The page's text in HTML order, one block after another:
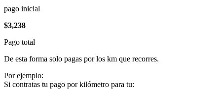
pago inicial
$3,238
Pago total
De esta forma solo pagas por los km que recorres.
Por ejemplo:
Si contratas tu pago por kilómetro para tu: